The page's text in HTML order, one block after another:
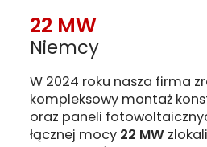
22 MW
Niemcy
W 2024 roku nasza firma
kompleksowy montaż
oraz paneli
łącznej mocy 22 MW